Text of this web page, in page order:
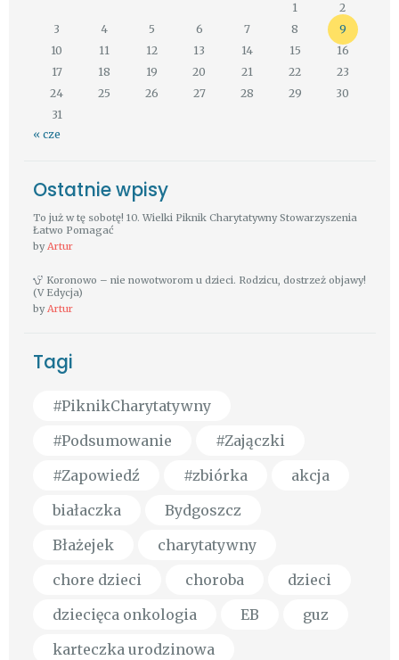
1
2
3
4 5 6 7 8
9
10
11 12 13 14 15
16
17
18 19 20 21 22
23
24
25 26 27 28 29
30
31
« cze
Ostatnie wpisy
To już w tę sobotę! 10. Wielki Piknik Charytatywny Stowarzyszenia
Łatwo Pomagać
by Artur
Koronowo – nie nowotworom u dzieci. Rodzicu, dostrzeż objawy!
(V Edycja)
by Artur
Tagi
#PiknikCharytatywny
#Podsumowanie
#Zajączki
#Zapowiedź
#zbiórka
akcja
białaczka
Bydgoszcz
Błażejek
charytatywny
chore dzieci
choroba
dzieci
dziecięca onkologia
EB
guz
karteczka urodzinowa